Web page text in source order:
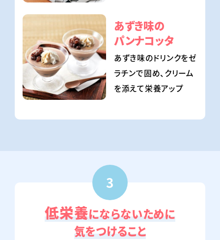
あずき味の
パンナコッタ
あずき味のドリンクをゼ
ラチンで固め、 クリーム
を添えて栄養アップ
3
低栄養にならないために
気をつけること